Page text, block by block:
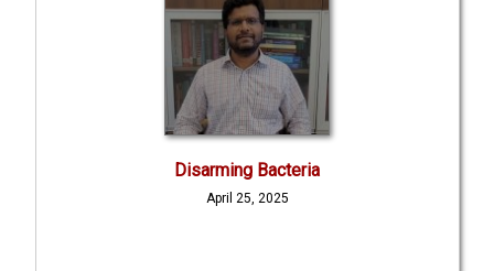
Disarming Bacteria
April 25, 2025